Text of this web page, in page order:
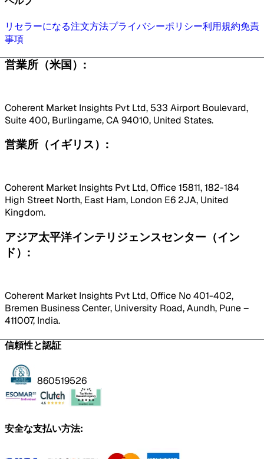
リセラーになる注文方法プライバシーポリシー利用規約免責
事項
営業所（米国）:
Coherent Market Insights Pvt Ltd, 533 Airport Boulevard,
Suite 400, Burlingame, CA 94010, United States.
営業所（イギリス）:
Coherent Market Insights Pvt Ltd, Office 15811, 182-184
High Street North, East Ham, London E6 2JA, United
Kingdom.
アジア太平洋インテリジェンスセンター（イン
ド）:
Coherent Market Insights Pvt Ltd, Office No 401-402,
Bremen Business Center, University Road, Aundh, Pune –
411007, India.
信頼性と認証
860519526
安全な支払い方法: